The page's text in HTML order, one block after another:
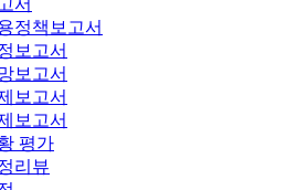
서
정책보고서
보고서
보고서
보고서
보고서
평가
리뷰